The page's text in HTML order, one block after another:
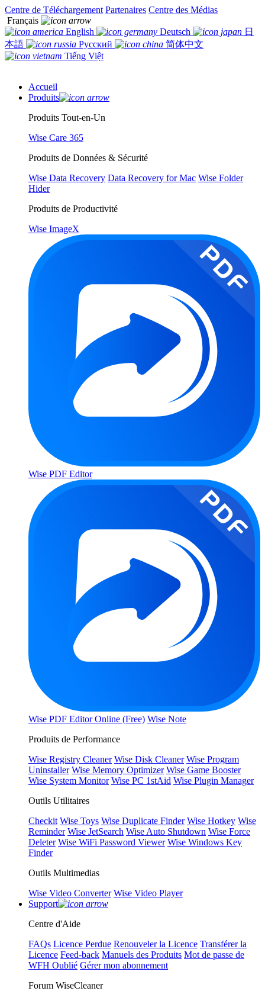
Centre de Téléchargement Partenaires Centre des Médias
Français
English
Deutsch
日
本語
Русский
简体中文
Tiếng Việt
Accueil
Produits
Produits Tout-en-Un
Wise Care 365
Produits de Données & Sécurité
Wise Data Recovery Data Recovery for Mac Wise Folder
Hider
Produits de Productivité
Wise ImageX
Wise PDF Editor
Wise PDF Editor Online (Free) Wise Note
Produits de Performance
Wise Registry Cleaner Wise Disk Cleaner Wise Program
Uninstaller Wise Memory Optimizer Wise Game Booster
Wise System Monitor Wise PC 1stAid Wise Plugin Manager
Outils Utilitaires
Checkit Wise Toys Wise Duplicate Finder Wise Hotkey Wise
Reminder Wise JetSearch Wise Auto Shutdown Wise Force
Deleter Wise WiFi Password Viewer Wise Windows Key
Finder
Outils Multimedias
Wise Video Converter Wise Video Player
Support
Centre d'Aide
FAQs Licence Perdue Renouveler la Licence Transférer la
Licence Feed-back Manuels des Produits Mot de passe de
WFH Oublié Gérer mon abonnement
Forum WiseCleaner